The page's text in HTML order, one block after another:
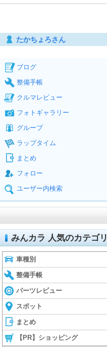
たかちょろさん
ブログ
整備手帳
クルマレビュー
フォトギャラリー
グループ
ラップタイム
まとめ
フォロー
ユーザー内検索
みんカラ 人気のカテゴリ
車種別
整備手帳
パーツレビュー
スポット
まとめ
【PR】ショッピング